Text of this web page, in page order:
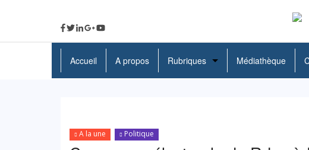
Accueil A propos Rubriques Médiathèque
A la une Politique